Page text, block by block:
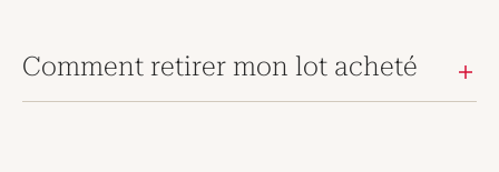
Comment retirer mon lot acheté